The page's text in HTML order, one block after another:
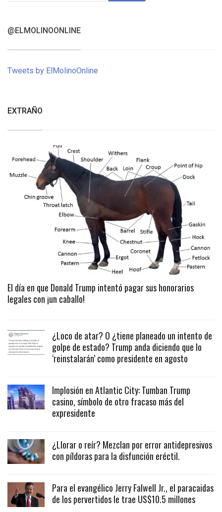
@ELMOLINOONLINE
Tweets by ElMolinoOnline
EXTRAÑO
El día en que Donald Trump intentó pagar sus honorarios
legales con ¡un caballo!
¿Loco de atar? O ¿tiene planeado un intento de
golpe de estado? Trump anda diciendo que lo
‘reinstalarán’ como presidente en agosto
Implosión en Atlantic City: Tumban Trump
casino, símbolo de otro fracaso más del
expresidente
¿Llorar o reír? Mezclan por error antidepresivos
con píldoras para la disfunción eréctil.
Para el evangélico Jerry Falwell Jr., el paracaidas
de los pervertidos le trae US$10.5 millones